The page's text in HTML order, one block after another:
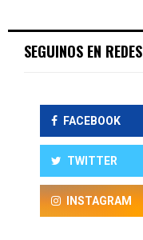
SEGUINOS EN REDES
FACEBOOK
TWITTER
INSTAGRAM